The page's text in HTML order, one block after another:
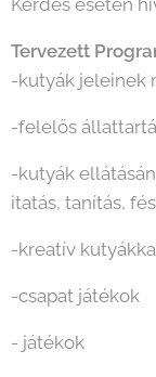
Kérdés esetén
Tervezett
-kutyák jeleinek
-felelős
-kutyák
itatás, tanítás,
-kreatív
-csapat játékok
- játékok